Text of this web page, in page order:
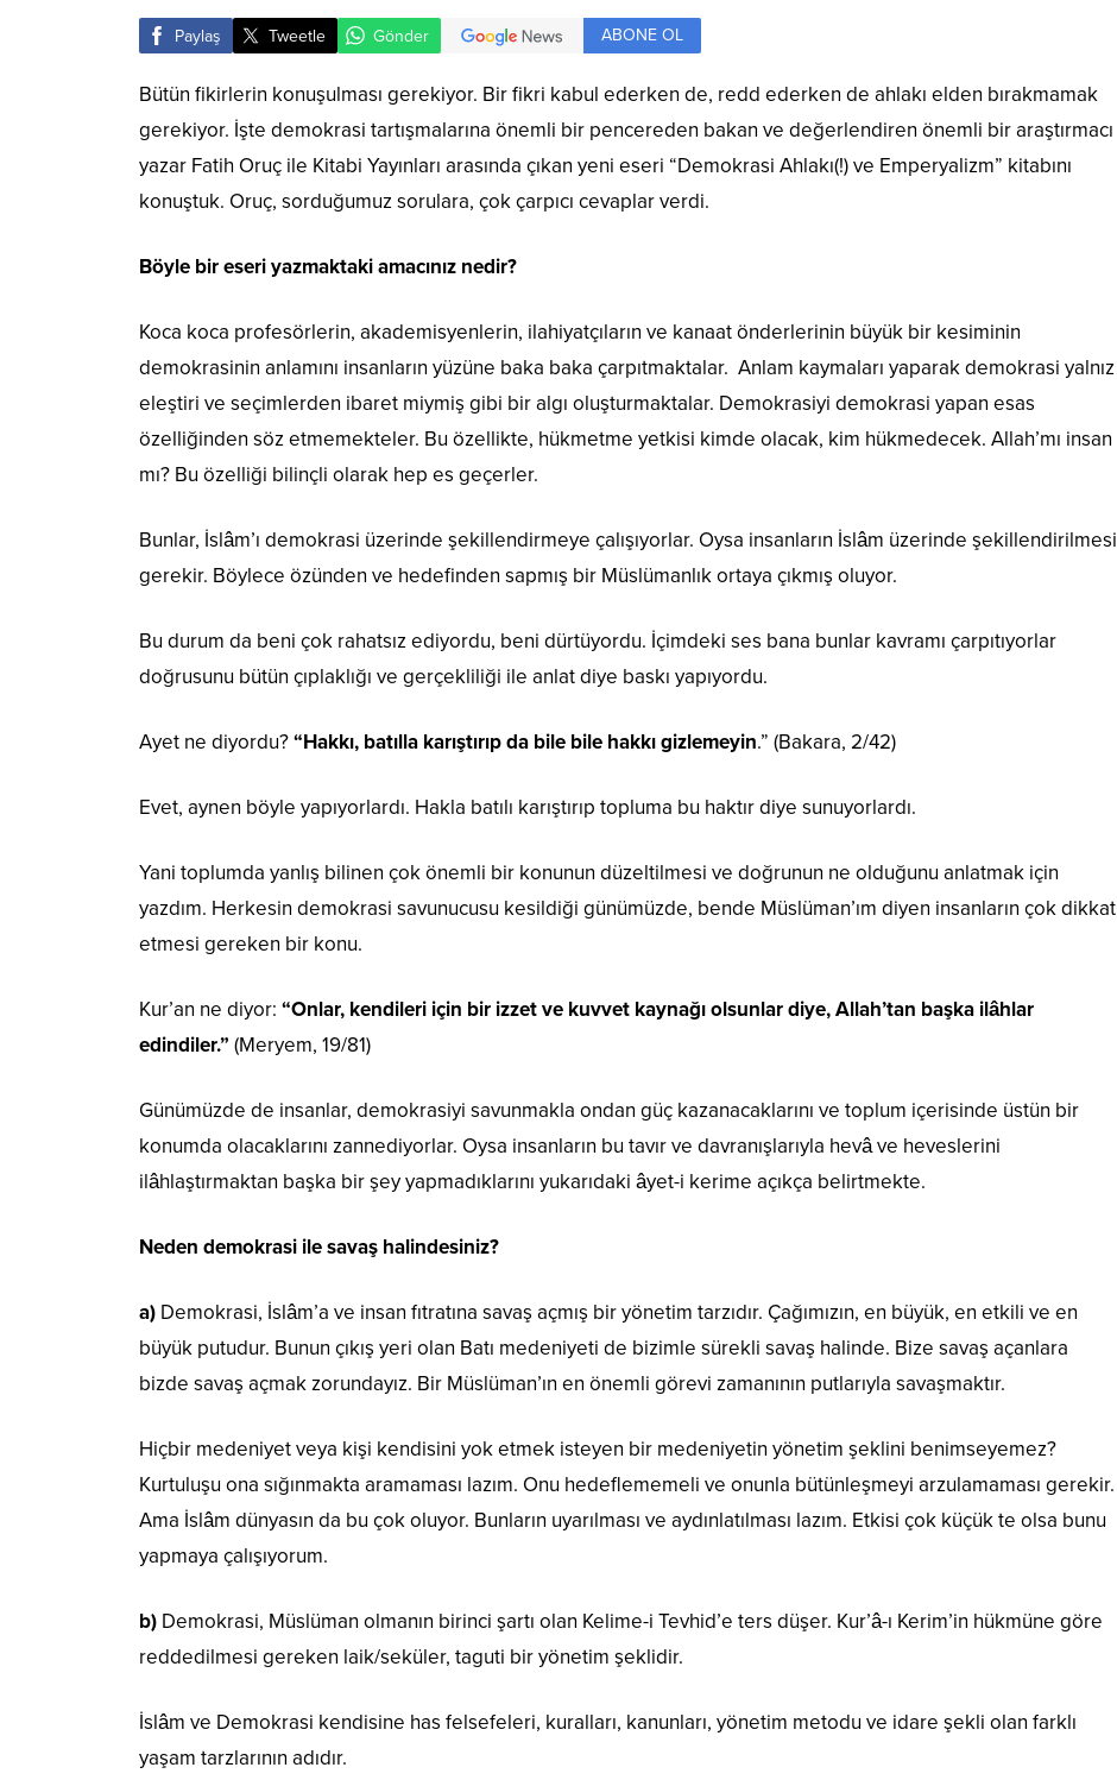
Paylaş Tweetle Gönder ABONE OL
Bütün fikirlerin konuşulması gerekiyor. Bir fikri kabul ederken de, redd ederken de ahlakı elden bırakmamak
gerekiyor. İşte demokrasi tartışmalarına önemli bir pencereden bakan ve değerlendiren önemli bir araştırmacı
yazar Fatih Oruç ile Kitabi Yayınları arasında çıkan yeni eseri “Demokrasi Ahlakı(!) ve Emperyalizm” kitabını
konuştuk. Oruç, sorduğumuz sorulara, çok çarpıcı cevaplar verdi.
Böyle bir eseri yazmaktaki amacınız nedir?
Koca koca profesörlerin, akademisyenlerin, ilahiyatçıların ve kanaat önderlerinin büyük bir kesiminin
demokrasinin anlamını insanların yüzüne baka baka çarpıtmaktalar. Anlam kaymaları yaparak demokrasi yalnız
eleştiri ve seçimlerden ibaret miymiş gibi bir algı oluşturmaktalar. Demokrasiyi demokrasi yapan esas
özelliğinden söz etmemekteler. Bu özellikte, hükmetme yetkisi kimde olacak, kim hükmedecek. Allah’mı insan
mı? Bu özelliği bilinçli olarak hep es geçerler.
Bunlar, İslâm’ı demokrasi üzerinde şekillendirmeye çalışıyorlar. Oysa insanların İslâm üzerinde şekillendirilmesi
gerekir. Böylece özünden ve hedefinden sapmış bir Müslümanlık ortaya çıkmış oluyor.
Bu durum da beni çok rahatsız ediyordu, beni dürtüyordu. İçimdeki ses bana bunlar kavramı çarpıtıyorlar
doğrusunu bütün çıplaklığı ve gerçekliliği ile anlat diye baskı yapıyordu.
Ayet ne diyordu?“Hakkı, batılla karıştırıp da bile bile hakkı gizlemeyin.” (Bakara, 2/42)
Evet, aynen böyle yapıyorlardı. Hakla batılı karıştırıp topluma bu haktır diye sunuyorlardı.
Yani toplumda yanlış bilinen çok önemli bir konunun düzeltilmesi ve doğrunun ne olduğunu anlatmak için
yazdım. Herkesin demokrasi savunucusu kesildiği günümüzde, bende Müslüman’ım diyen insanların çok dikkat
etmesi gereken bir konu.
Kur’an ne diyor: “Onlar, kendileri için bir izzet ve kuvvet kaynağı olsunlar diye, Allah’tan başka ilâhlar
edindiler.” (Meryem, 19/81)
Günümüzde de insanlar, demokrasiyi savunmakla ondan güç kazanacaklarını ve toplum içerisinde üstün bir
konumda olacaklarını zannediyorlar. Oysa insanların bu tavır ve davranışlarıyla hevâ ve heveslerini
ilâhlaştırmaktan başka bir şey yapmadıklarını yukarıdaki âyet-i kerime açıkça belirtmekte.
Neden demokrasi ile savaş halindesiniz?
a) Demokrasi, İslâm’a ve insan fıtratına savaş açmış bir yönetim tarzıdır. Çağımızın, en büyük, en etkili ve en
büyük putudur. Bunun çıkış yeri olan Batı medeniyeti de bizimle sürekli savaş halinde. Bize savaş açanlara
bizde savaş açmak zorundayız. Bir Müslüman’ın en önemli görevi zamanının putlarıyla savaşmaktır.
Hiçbir medeniyet veya kişi kendisini yok etmek isteyen bir medeniyetin yönetim şeklini benimseyemez?
Kurtuluşu ona sığınmakta aramaması lazım. Onu hedeflememeli ve onunla bütünleşmeyi arzulamaması gerekir.
Ama İslâm dünyasın da bu çok oluyor. Bunların uyarılması ve aydınlatılması lazım. Etkisi çok küçük te olsa bunu
yapmaya çalışıyorum.
b) Demokrasi, Müslüman olmanın birinci şartı olan Kelime-i Tevhid’e ters düşer. Kur’â-ı Kerim’in hükmüne göre
reddedilmesi gereken laik/seküler, taguti bir yönetim şeklidir.
İslâm ve Demokrasi kendisine has felsefeleri, kuralları, kanunları, yönetim metodu ve idare şekli olan farklı
yaşam tarzlarının adıdır.